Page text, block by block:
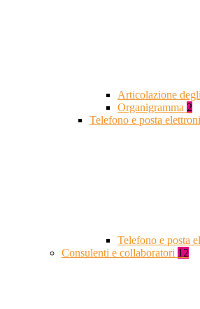
Articolazione
Organigramma 2
Telefono e posta
Telefono e posta
Consulenti e collaboratori 12